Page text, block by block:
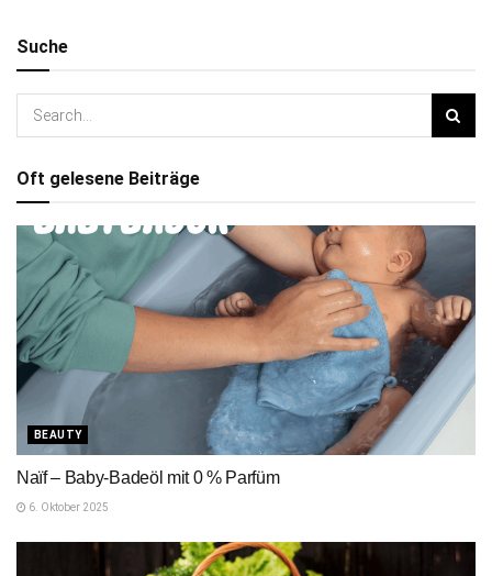
Suche
Oft gelesene Beiträge
BEAUTY
Naïf – Baby-Badeöl mit 0 % Parfüm
6. Oktober 2025